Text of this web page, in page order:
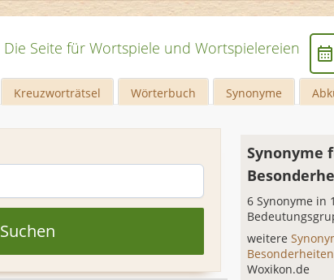
Die Seite für Wortspiele und Wortspielereien
Kreuzworträtsel Wörterbuch Synonyme
Suchen
Synonyme
6 Synonyme in 1
weitere
Woxikon.de